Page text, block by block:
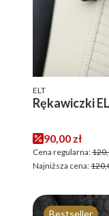
PRODUCENT
ELT
Rękawiczki
Cena
90,00 zł
Cena regularna:
Najniższa cena:
Bestseller